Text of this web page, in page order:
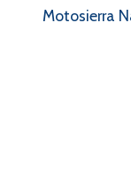
Motosierra